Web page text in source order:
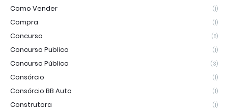
Como Vender (1)
Compra (1)
Concurso (8)
Concurso Publico (1)
Concurso Público (3)
Consórcio (1)
Consórcio BB Auto (1)
Construtora (1)